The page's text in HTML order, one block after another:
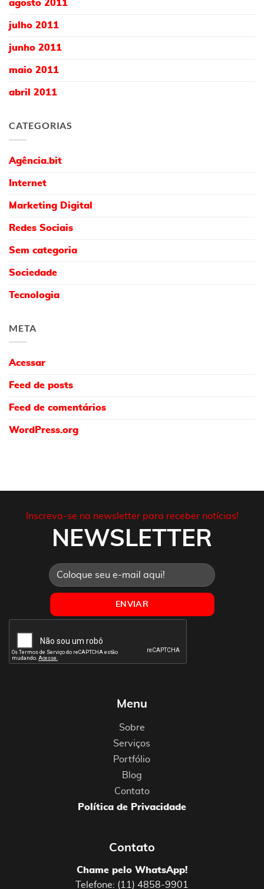
agosto 2011
julho 2011
junho 2011
maio 2011
abril 2011
CATEGORIAS
Agência.bit
Internet
Marketing Digital
Redes Sociais
Sem categoria
Sociedade
Tecnologia
META
Acessar
Feed de posts
Feed de comentários
WordPress.org
Inscreva-se na newsletter para receber notícias!
NEWSLETTER
Menu
Sobre
Serviços
Portfólio
Blog
Contato
Política de Privacidade
Contato
Chame pelo WhatsApp!
Telefone: (11) 4858-9901